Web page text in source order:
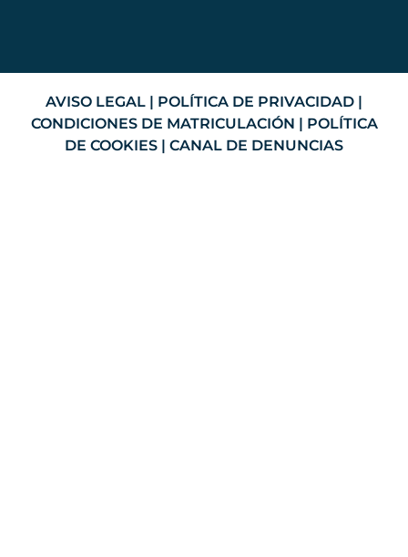
AVISO LEGAL | POLÍTICA DE PRIVACIDAD |
CONDICIONES DE MATRICULACIÓN | POLÍTICA
DE COOKIES | CANAL DE DENUNCIAS